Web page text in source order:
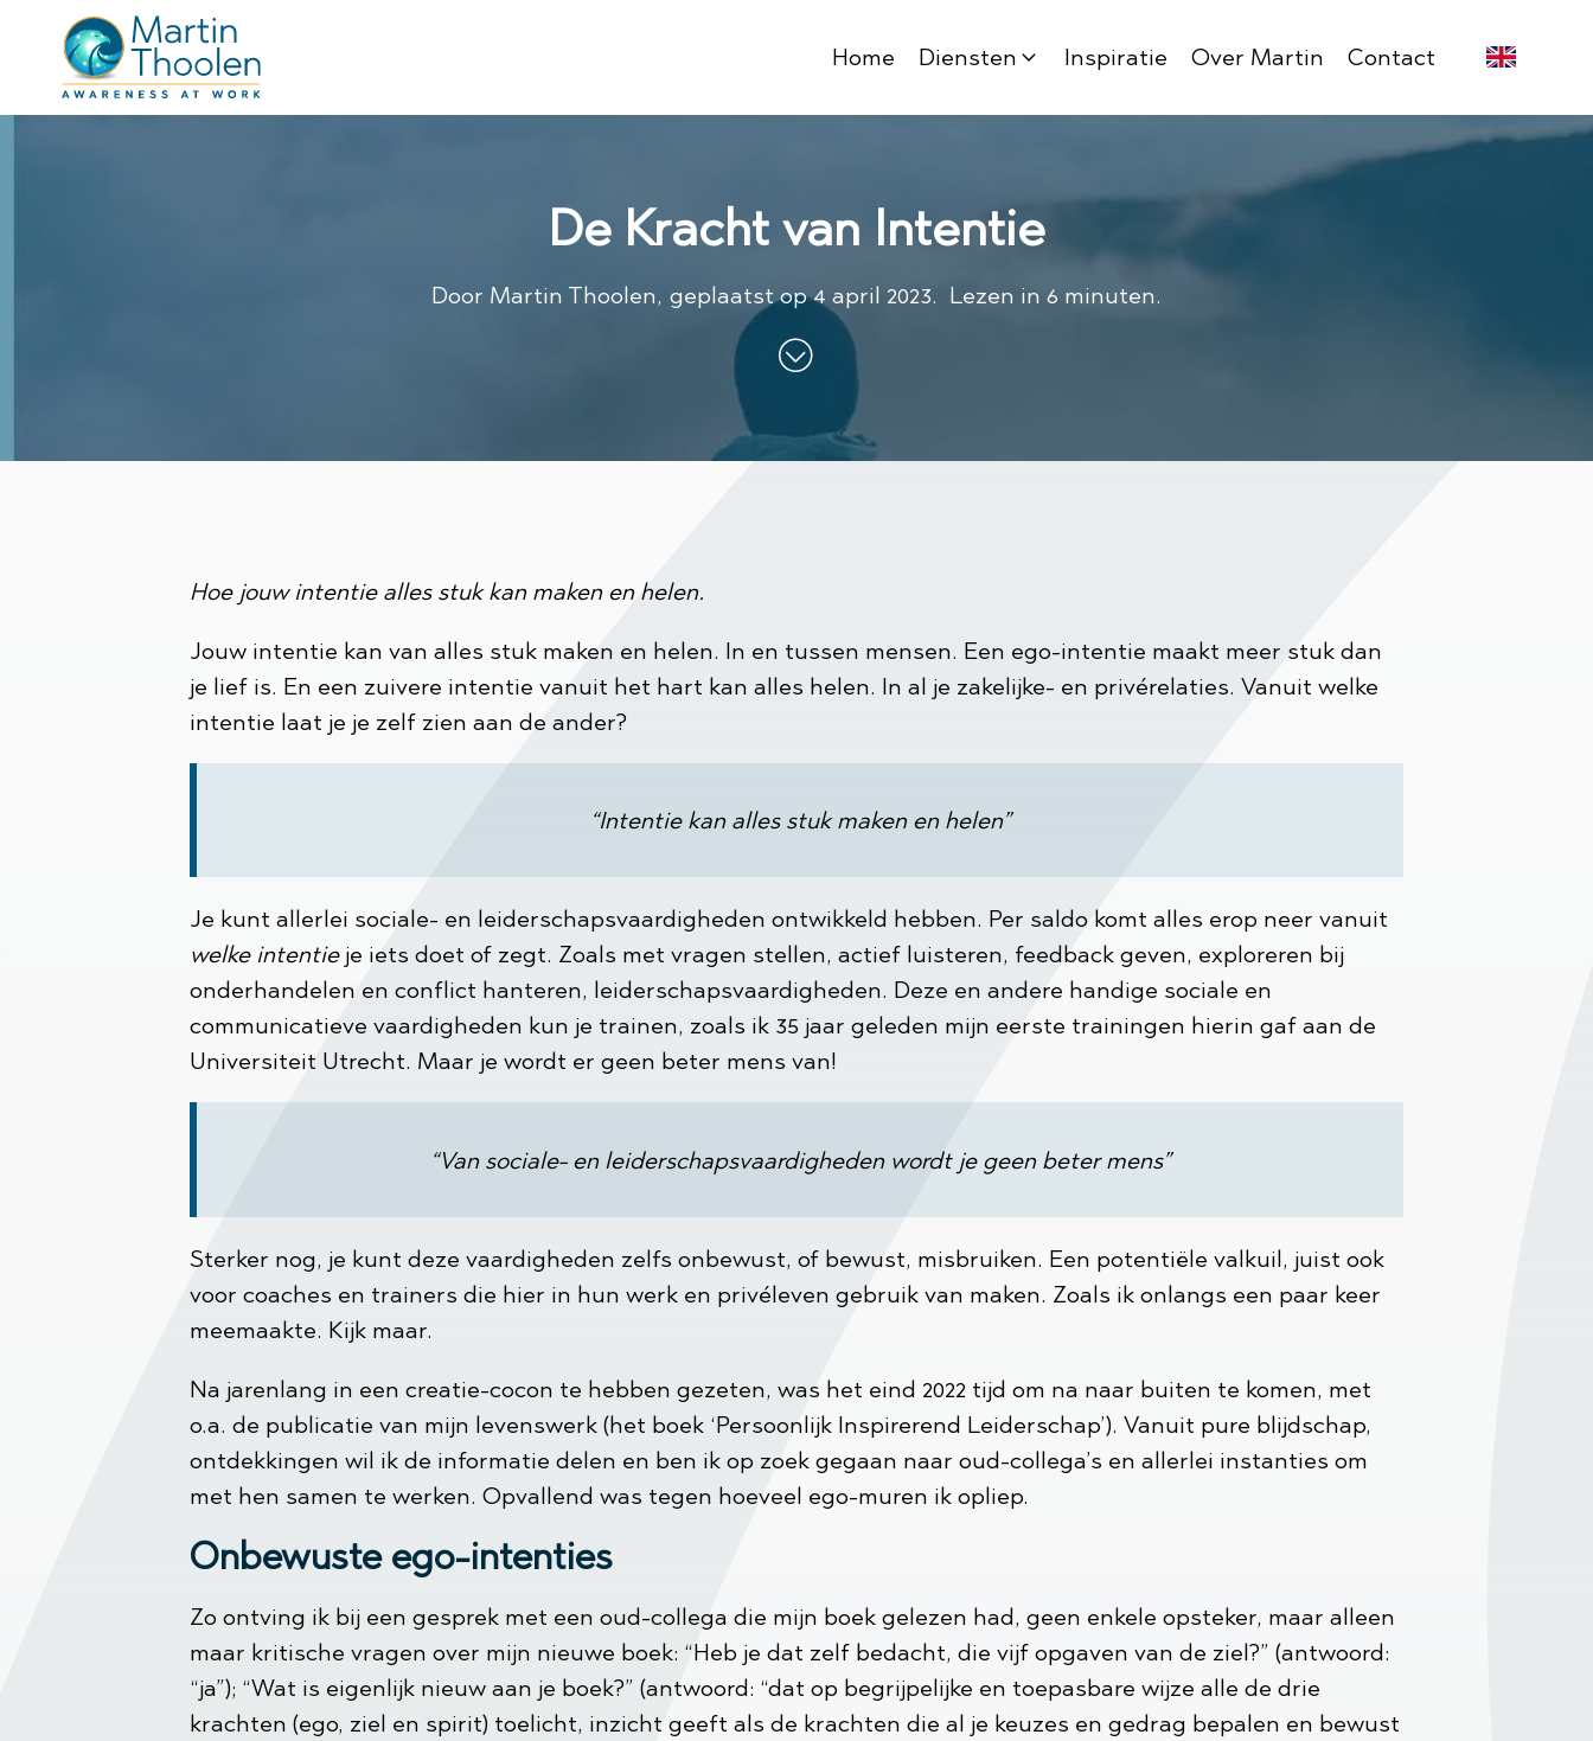
Home Diensten Inspiratie Over Martin Contact
De Kracht van Intentie
Door Martin Thoolen, geplaatst op4 april 2023. Lezen in 6 minuten.
Hoe jouw intentie alles stuk kan maken en helen.
Jouw intentie kan van alles stuk maken en helen. In en tussen mensen. Een ego-intentie maakt meer stuk dan
je lief is. En een zuivere intentie vanuit het hart kan alles helen. In al je zakelijke- en privérelaties. Vanuit welke
intentie laat je je zelf zien aan de ander?
“Intentie kan alles stuk maken en helen”
Je kunt allerlei sociale- en leiderschapsvaardigheden ontwikkeld hebben. Per saldo komt alles erop neer vanuit
welke intentieje iets doet of zegt. Zoals met vragen stellen, actief luisteren, feedback geven, exploreren bij
onderhandelen en conflict hanteren, leiderschapsvaardigheden. Deze en andere handige sociale en
communicatieve vaardigheden kun je trainen, zoals ik 35 jaar geleden mijn eerste trainingen hierin gaf aan de
Universiteit Utrecht. Maar je wordt er geen beter mens van!
“Van sociale- en leiderschapsvaardigheden wordt je geen beter mens”
Sterker nog, je kunt deze vaardigheden zelfs onbewust, of bewust, misbruiken. Een potentiële valkuil, juist ook
voor coaches en trainers die hier in hun werk en privéleven gebruik van maken. Zoals ik onlangs een paar keer
meemaakte. Kijk maar.
Na jarenlang in een creatie-cocon te hebben gezeten, was het eind 2022 tijd om na naar buiten te komen, met
o.a. de publicatie van mijn levenswerk (het boek ‘Persoonlijk Inspirerend Leiderschap’). Vanuit pure blijdschap,
ontdekkingen wil ik de informatie delen en ben ik op zoek gegaan naar oud-collega’s en allerlei instanties om
met hen samen te werken. Opvallend was tegen hoeveel ego-muren ik opliep.
Onbewuste ego-intenties
Zo ontving ik bij een gesprek met een oud-collega die mijn boek gelezen had, geen enkele opsteker, maar alleen
maar kritische vragen over mijn nieuwe boek: “Heb je dat zelf bedacht, die vijf opgaven van de ziel?” (antwoord:
“ja”); “Wat is eigenlijk nieuw aan je boek?” (antwoord: “dat op begrijpelijke en toepasbare wijze alle de drie
krachten (ego, ziel en spirit) toelicht, inzicht geeft als de krachten die al je keuzes en gedrag bepalen en bewust